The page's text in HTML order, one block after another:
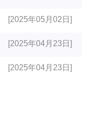
[2025年05月02日]
[2025年04月23日]
[2025年04月23日]